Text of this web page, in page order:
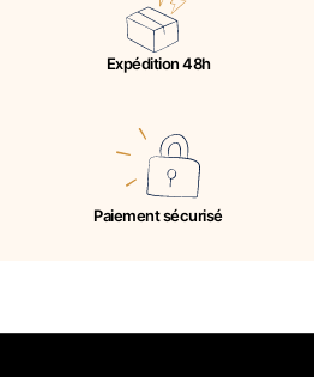
Expédition 48h
Paiement sécurisé